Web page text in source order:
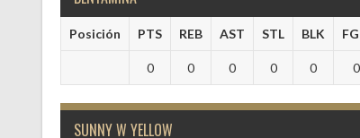
Posición PTS REB AST STL BLK
0 0 0 0 0 0
SUNNY W YELLOW